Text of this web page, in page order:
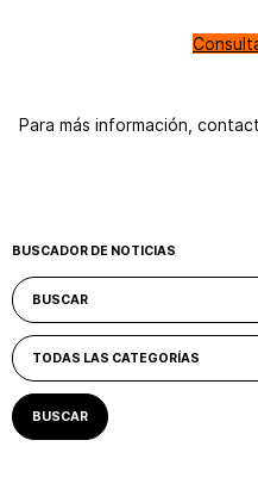
Para más información,
BUSCADOR DE NOTICIAS